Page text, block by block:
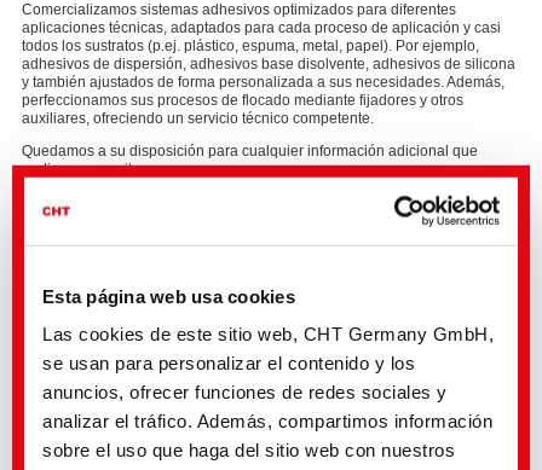
Esta página web usa cookies
Las cookies de este sitio web, CHT Germany GmbH,
se usan para personalizar el contenido y los
anuncios, ofrecer funciones de redes sociales y
analizar el tráfico. Además, compartimos información
sobre el uso que haga del sitio web con nuestros
Comercializamos sistemas adhesivos optimizados para diferentes
aplicaciones técnicas, adaptados para cada proceso de aplicación y casi
todos los sustratos (p.ej. plástico, espuma, metal, papel). Por ejemplo,
adhesivos de dispersión, adhesivos base disolvente, adhesivos de silicona
y también ajustados de forma personalizada a sus necesidades. Además,
perfeccionamos sus procesos de flocado mediante fijadores y otros
auxiliares, ofreciendo un servicio técnico competente.
Quedamos a su disposición para cualquier información adicional que
pudieran necesitar.
Con nuestros conocimientos especializados y nuestra innovadora
gama de adhesivos cubrimos los siguientes campos de aplicación
Aplicadores cosméticos
Tecnología industrial
Industria papelera
Embalajes